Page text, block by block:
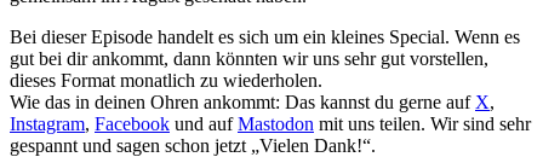
Bei dieser Episode handelt es sich um ein kleines Special. Wenn es
gut bei dir ankommt, dann könnten wir uns sehr gut vorstellen,
dieses Format monatlich zu wiederholen.
Wie das in deinen Ohren ankommt: Das kannst du gerne auf X,
Instagram, Facebook und aufMastodon mit uns teilen. Wir sind sehr
gespannt und sagen schon jetzt „Vielen Dank!“.